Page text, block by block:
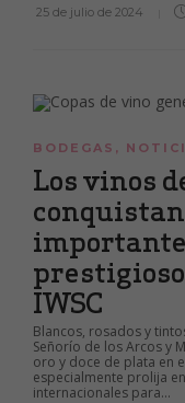
25 de julio de 2024
BODEGAS ,
Los vinos
IWSC
Blancos, rosados y
Señorío de los Arcos y
oro y doce de plata en
especialmente prolija
internacionales para...